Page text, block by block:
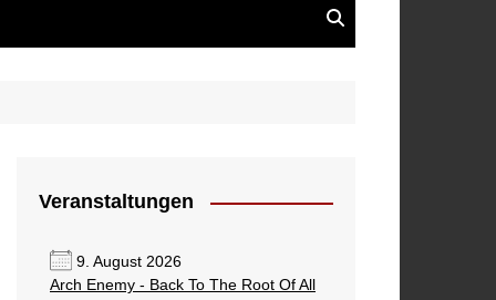
Veranstaltungen
9. August 2026
Arch Enemy - Back To The Root Of All